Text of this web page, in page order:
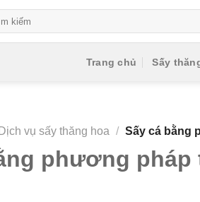
Trang chủ Sấy
Dịch vụ sấy thăng hoa / Sấy cá bằng
phương pháp